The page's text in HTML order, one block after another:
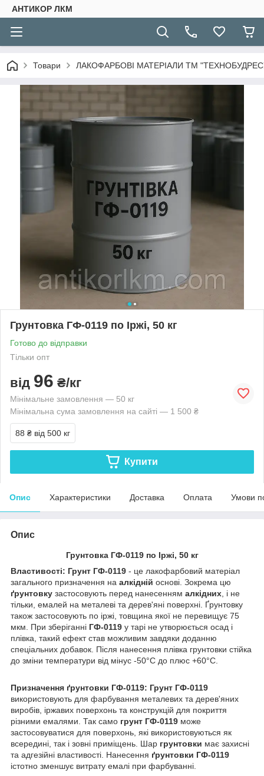
АНТИКОР ЛКМ
Товари ЛАКОФАРБОВІ МАТЕРІАЛИ ТМ
Грунтовка ГФ-0119 по Іржі, 50 кг
Готово до відправки
Тільки опт
від 96 ₴/кг
Мінімальне замовлення — 50 кг
Мінімальна сума замовлення на сайті — 1 500 ₴
88 ₴ від 500 кг
Купити
Опис Характеристики Доставка Оплата Умови
Опис
Грунтовка ГФ-0119 по Іржі, 50 кг
Властивості: Грунт ГФ-0119 - це лакофарбовий матеріал
загального призначення на алкідній основі. Зокрема цю
ґрунтовку застосовують перед нанесенням алкідних , і не
тільки, емалей на металеві та дерев'яні поверхні. Ґрунтовку
також застосовують по іржі, товщина якої не перевищує 75
мкм. При зберіганні ГФ-0119 у тарі не утворюється осад і
плівка, такий ефект став можливим завдяки доданню
спеціальних добавок. Після нанесення плівка грунтовки стійка
до зміни температури від мінус -50°С до плюс +60°С.
Призначення ґрунтовки ГФ-0119: Грунт ГФ-0119
використовують для фарбування металевих та дерев'яних
виробів, іржавих поверхонь та конструкцій для покриття
різними емалями. Так само грунт ГФ-0119 може
застосовуватися для поверхонь, які використовуються як
всередині, так і зовні приміщень. Шар грунтовки має захисні
та адгезійні властивості. Нанесення ґрунтовки ГФ-0119
істотно зменшує витрату емалі при фарбуванні.